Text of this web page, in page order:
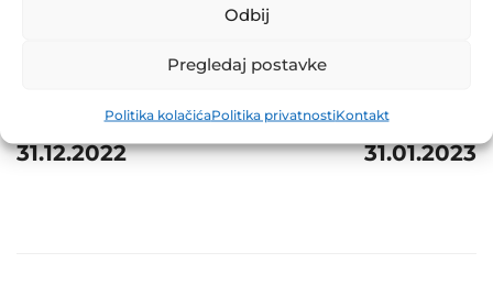
Odbij
Pregledaj postavke
Politika kolačićaPolitika privatnostiKontakt
navigation
NVI ZIF NAPRIJED
31.12.2022
NVI ZIF NAPRIJED
31.01.2023